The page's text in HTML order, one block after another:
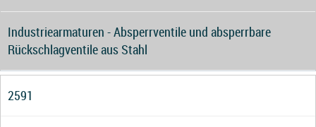
Industriearmaturen - Absperrventile und absperrbare
Rückschlagventile aus Stahl
2591